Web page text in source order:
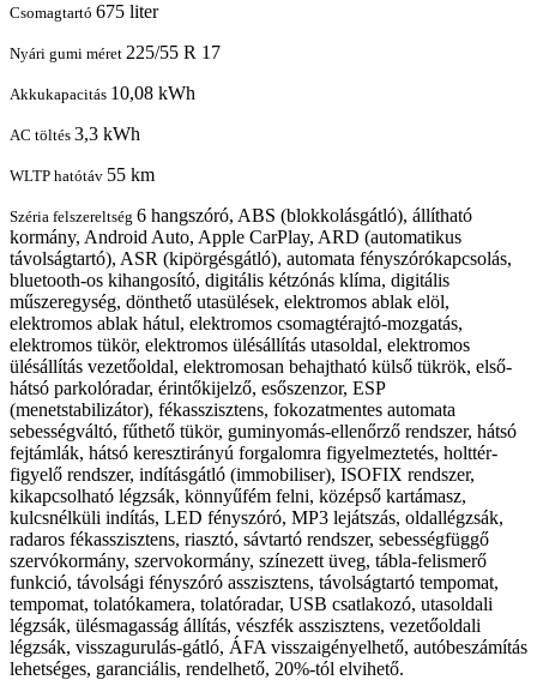
Csomagtartó 675 liter
Nyári gumi méret 225/55 R 17
Akkukapacitás 10,08 kWh
AC töltés 3,3 kWh
WLTP hatótáv 55 km
Széria felszereltség 6 hangszóró, ABS (blokkolásgátló), állítható
kormány, Android Auto, Apple CarPlay, ARD (automatikus
távolságtartó), ASR (kipörgésgátló), automata fényszórókapcsolás,
bluetooth-os kihangosító, digitális kétzónás klíma, digitális
műszeregység, dönthető utasülések, elektromos ablak elöl,
elektromos ablak hátul, elektromos csomagtérajtó-mozgatás,
elektromos tükör, elektromos ülésállítás utasoldal, elektromos
ülésállítás vezetőoldal, elektromosan behajtható külső tükrök, első-
hátsó parkolóradar, érintőkijelző, esőszenzor, ESP
(menetstabilizátor), fékasszisztens, fokozatmentes automata
sebességváltó, fűthető tükör, guminyomás-ellenőrző rendszer, hátsó
fejtámlák, hátsó keresztirányú forgalomra figyelmeztetés, holttér-
figyelő rendszer, indításgátló (immobiliser), ISOFIX rendszer,
kikapcsolható légzsák, könnyűfém felni, középső kartámasz,
kulcsnélküli indítás, LED fényszóró, MP3 lejátszás, oldallégzsák,
radaros fékasszisztens, riasztó, sávtartó rendszer, sebességfüggő
szervókormány, szervokormány, színezett üveg, tábla-felismerő
funkció, távolsági fényszóró asszisztens, távolságtartó tempomat,
tempomat, tolatókamera, tolatóradar, USB csatlakozó, utasoldali
légzsák, ülésmagasság állítás, vészfék asszisztens, vezetőoldali
légzsák, visszagurulás-gátló, ÁFA visszaigényelhető, autóbeszámítás
lehetséges, garanciális, rendelhető, 20%-tól elvihető.